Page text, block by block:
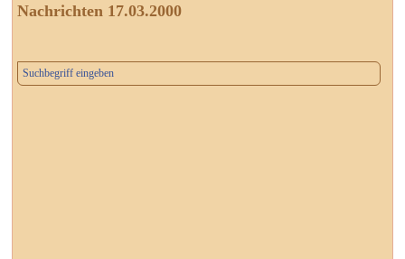
Nachrichten 17.03.2000
Suchbegriff eingeben